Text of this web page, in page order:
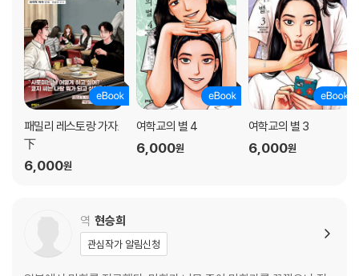
패밀리 레스토랑 가자.
下
6,000원
여학교의 별 4
6,000원
여학교의 별 3
6,000원
역 현승희
관심작가 알림신청